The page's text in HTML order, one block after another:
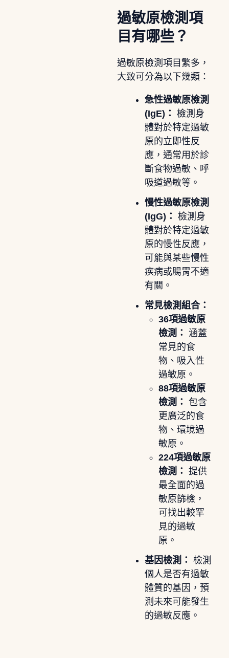
過敏原檢測項
目有哪些？
過敏原檢測項目繁多，
大致可分為以下幾類：
急性過敏原檢測
(IgE)： 檢測身
體對於特定過敏
原的立即性反
應，通常用於診
斷食物過敏、呼
吸道過敏等。
慢性過敏原檢測
(IgG)： 檢測身
體對於特定過敏
原的慢性反應，
可能與某些慢性
疾病或腸胃不適
有關。
常見檢測組合：
36項過敏原
檢測： 涵蓋
常見的食
物、吸入性
過敏原。
88項過敏原
檢測： 包含
更廣泛的食
物、環境過
敏原。
224項過敏原
檢測： 提供
最全面的過
敏原篩檢，
可找出較罕
見的過敏
原。
基因檢測： 檢測
個人是否有過敏
體質的基因，預
測未來可能發生
的過敏反應。